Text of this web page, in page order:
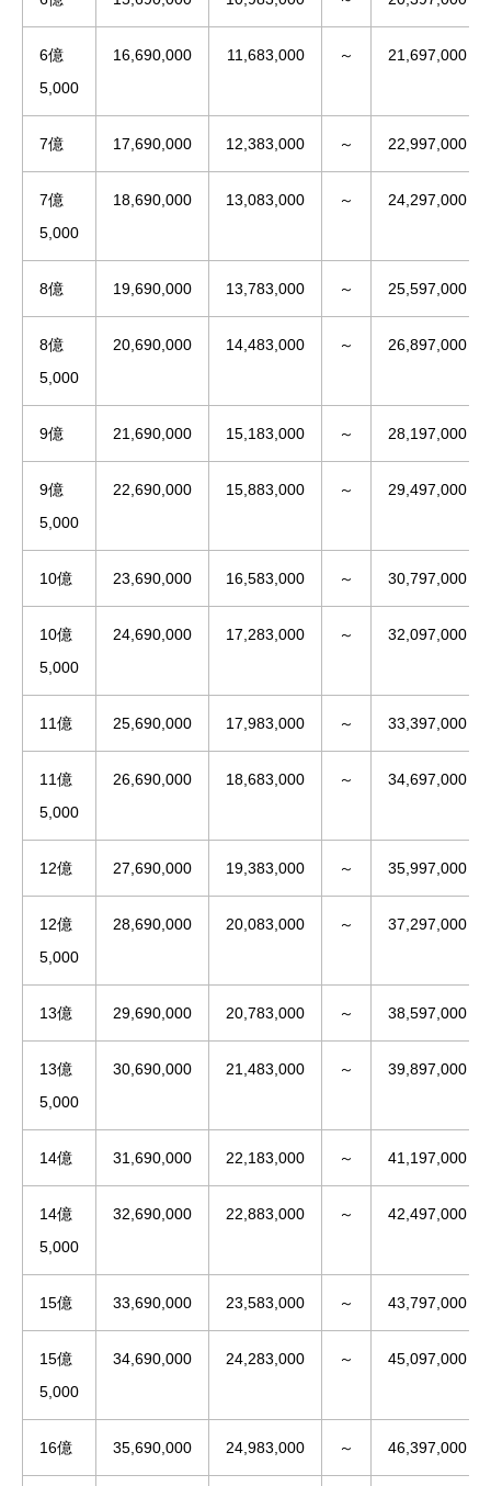
6億
5,000
16,690,000 11,683,000 ～ 21,697,000
7億 17,690,000 12,383,000 ～ 22,997,000
7億
5,000
18,690,000 13,083,000 ～ 24,297,000
8億 19,690,000 13,783,000 ～ 25,597,000
8億
5,000
20,690,000 14,483,000 ～ 26,897,000
9億 21,690,000 15,183,000 ～ 28,197,000
9億
5,000
22,690,000 15,883,000 ～ 29,497,000
10億 23,690,000 16,583,000 ～ 30,797,000
10億
5,000
24,690,000 17,283,000 ～ 32,097,000
11億 25,690,000 17,983,000 ～ 33,397,000
11億
5,000
26,690,000 18,683,000 ～ 34,697,000
12億 27,690,000 19,383,000 ～ 35,997,000
12億
5,000
28,690,000 20,083,000 ～ 37,297,000
13億 29,690,000 20,783,000 ～ 38,597,000
13億
5,000
30,690,000 21,483,000 ～ 39,897,000
14億 31,690,000 22,183,000 ～ 41,197,000
14億
5,000
32,690,000 22,883,000 ～ 42,497,000
15億 33,690,000 23,583,000 ～ 43,797,000
15億
5,000
34,690,000 24,283,000 ～ 45,097,000
16億 35,690,000 24,983,000 ～ 46,397,000